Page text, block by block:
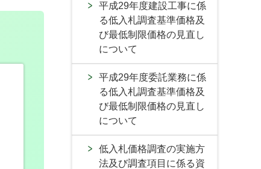
平成29年度建設工事に係
る低入札調査基準価格及
び最低制限価格の見直し
について
平成29年度委託業務に係
る低入札調査基準価格及
び最低制限価格の見直し
について
低入札価格調査の実施方
法及び調査項目に係る資